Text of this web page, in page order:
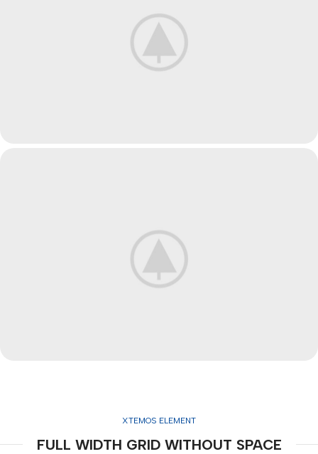
XTEMOS ELEMENT
FULL WIDTH GRID WITHOUT SPACE